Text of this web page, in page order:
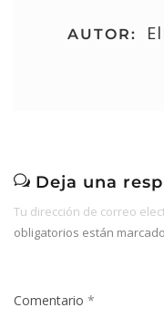
AUTOR:
Deja una
Tu dirección de correo
obligatorios están
Comentario *